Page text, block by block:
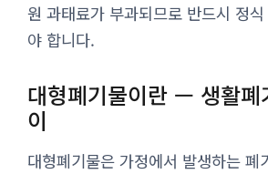
원 과태료가 부과되므로 반드시 정
야 합니다.
대형폐기물이란 — 생활폐
이
대형폐기물은 가정에서 발생하는 폐